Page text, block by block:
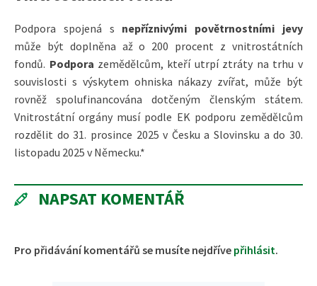
Podpora spojená s nepříznivými povětrnostními jevy
může být doplněna až o 200 procent z vnitrostátních
fondů. Podpora zemědělcům, kteří utrpí ztráty na trhu v
souvislosti s výskytem ohniska nákazy zvířat, může být
rovněž spolufinancována dotčeným členským státem.
Vnitrostátní orgány musí podle EK podporu zemědělcům
rozdělit do 31. prosince 2025 v Česku a Slovinsku a do 30.
listopadu 2025 v Německu.*
NAPSAT KOMENTÁŘ
Pro přidávání komentářů se musíte nejdříve přihlásit.